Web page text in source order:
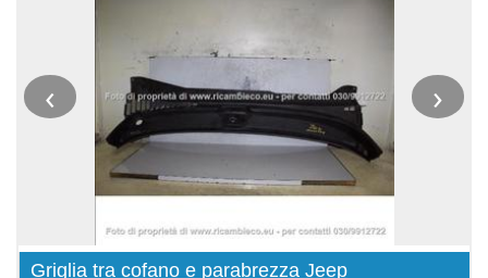
‹ ›
Griglia tra cofano e parabrezza Jeep